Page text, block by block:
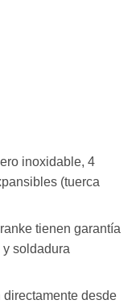
inoxidable, 4
(tuerca
tienen garantía
soldadura
desde